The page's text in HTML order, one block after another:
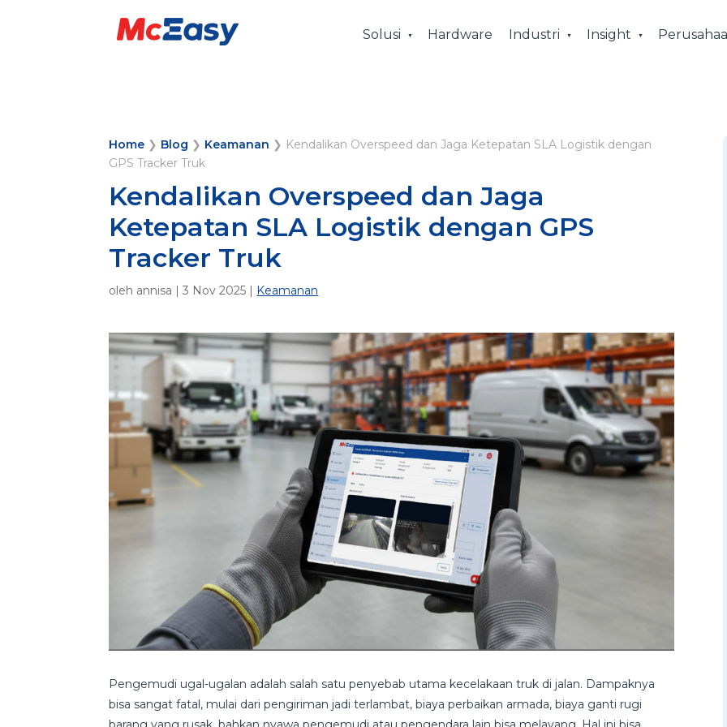
Solusi Hardware Industri Insight
Home ❯ Blog ❯ Keamanan ❯ Kendalikan Overspeed dan Jaga Ketepatan SLA Logistik dengan
GPS Tracker Truk
Kendalikan Overspeed dan Jaga
Ketepatan SLA Logistik dengan GPS
Tracker Truk
oleh annisa |3 Nov 2025 | Keamanan
Pengemudi ugal-ugalan adalah salah satu penyebab utama kecelakaan truk di jalan. Dampaknya
bisa sangat fatal, mulai dari pengiriman jadi terlambat, biaya perbaikan armada, biaya ganti rugi